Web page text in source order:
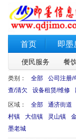
首页 即墨
便民服务 餐
类别： 全部 公司注册/
查/清欠
设备租赁/维修
区域： 全部 通济街道
村镇
大信镇 灵山镇
墨老城